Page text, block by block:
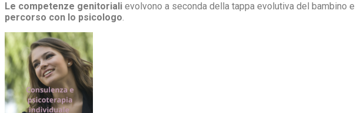
Le competenze genitoriali evolvono a seconda della tappa evolutiva del bambino e
percorso con lo psicologo.